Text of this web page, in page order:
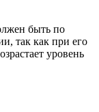
быть по
так как при его
уровень